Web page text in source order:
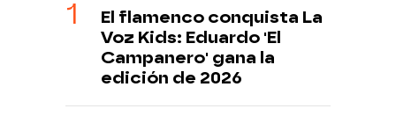
El flamenco conquista La
Voz Kids: Eduardo 'El
Campanero' gana la
edición de 2026